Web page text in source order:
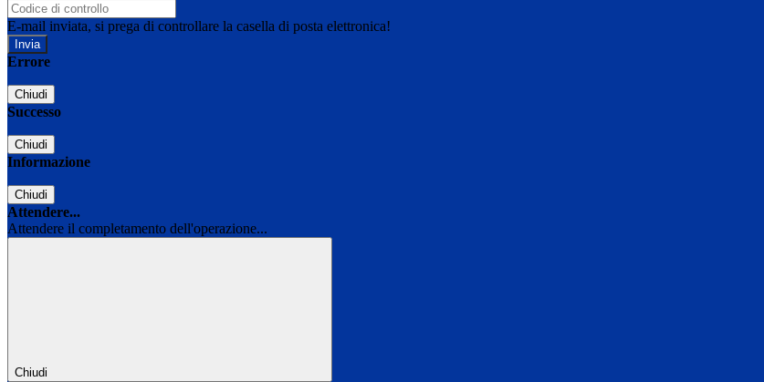
E-mail inviata, si prega di controllare la casella di posta elettronica!
Errore
Chiudi
Successo
Chiudi
Informazione
Chiudi
Attendere...
Attendere il completamento dell'operazione...
Chiudi